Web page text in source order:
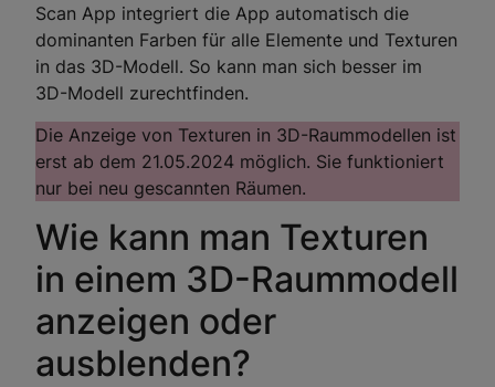
Scan App integriert die App automatisch die
dominanten Farben für alle Elemente und Texturen
in das 3D-Modell. So kann man sich besser im
3D-Modell zurechtfinden.
Die Anzeige von Texturen in 3D-Raummodellen ist
erst ab dem 21.05.2024 möglich. Sie funktioniert
nur bei neu gescannten Räumen.
Wie kann man Texturen
in einem 3D-Raummodell
anzeigen oder
ausblenden?